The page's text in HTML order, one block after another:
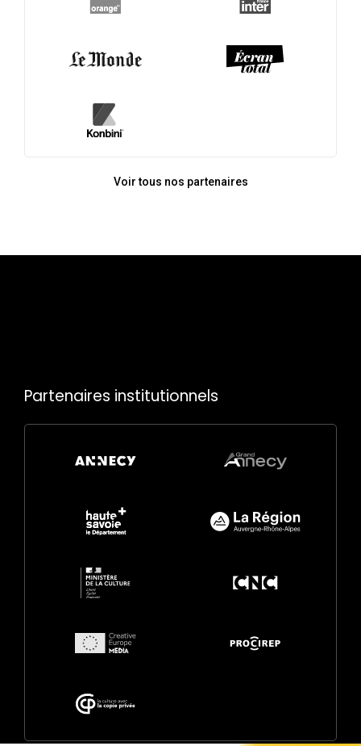
Voir tous nos partenaires
Partenaires institutionnels